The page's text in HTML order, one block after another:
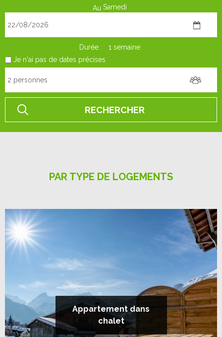
Au Samedi
Durée :
1 semaine
Je n'ai pas de dates précises
PAR TYPE DE LOGEMENTS
Appartement dans
chalet